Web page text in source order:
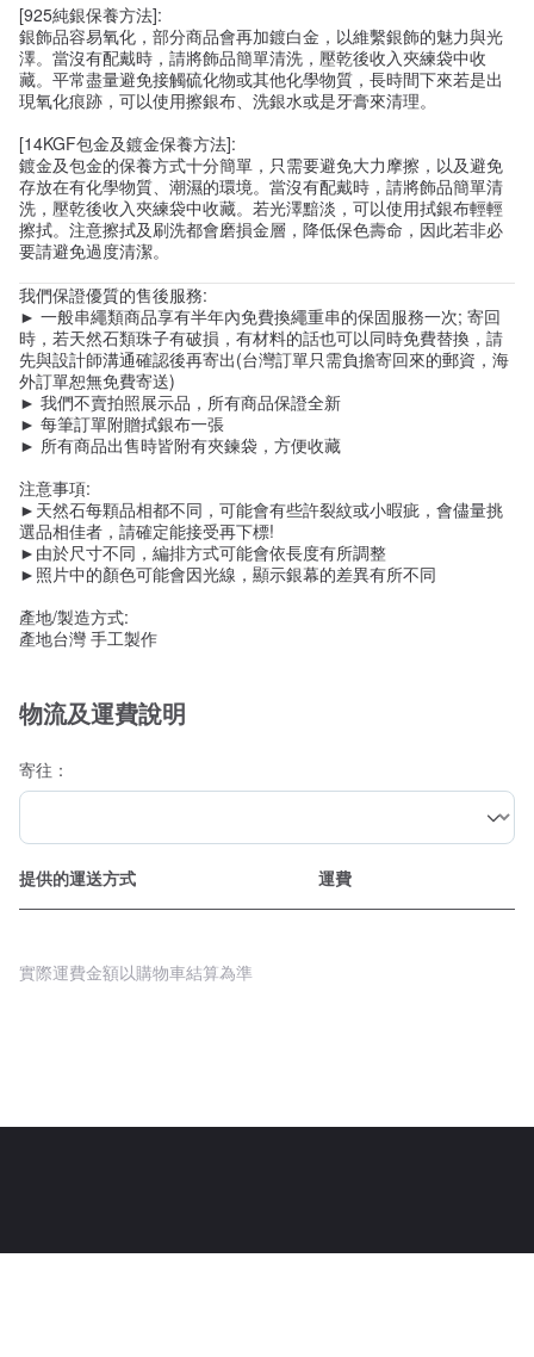
[925純銀保養方法]:
銀飾品容易氧化，部分商品會再加鍍白金，以維繫銀飾的魅力與光
澤。當沒有配戴時，請將飾品簡單清洗，壓乾後收入夾練袋中收
藏。平常盡量避免接觸硫化物或其他化學物質，長時間下來若是出
現氧化痕跡，可以使用擦銀布、洗銀水或是牙膏來清理。
[14KGF包金及鍍金保養方法]:
鍍金及包金的保養方式十分簡單，只需要避免大力摩擦，以及避免
存放在有化學物質、潮濕的環境。當沒有配戴時，請將飾品簡單清
洗，壓乾後收入夾練袋中收藏。若光澤黯淡，可以使用拭銀布輕輕
擦拭。注意擦拭及刷洗都會磨損金層，降低保色壽命，因此若非必
要請避免過度清潔。
我們保證優質的售後服務:
► 一般串繩類商品享有半年內免費換繩重串的保固服務一次; 寄回
時，若天然石類珠子有破損，有材料的話也可以同時免費替換，請
先與設計師溝通確認後再寄出(台灣訂單只需負擔寄回來的郵資，海
外訂單恕無免費寄送)
► 我們不賣拍照展示品，所有商品保證全新
► 每筆訂單附贈拭銀布一張
► 所有商品出售時皆附有夾鍊袋，方便收藏
注意事項:
►天然石每顆品相都不同，可能會有些許裂紋或小暇疵，會儘量挑
選品相佳者，請確定能接受再下標!
►由於尺寸不同，編排方式可能會依長度有所調整
►照片中的顏色可能會因光線，顯示銀幕的差異有所不同
產地/製造方式:
產地台灣 手工製作
物流及運費說明
寄往：
提供的運送方式 運費
實際運費金額以購物車結算為準